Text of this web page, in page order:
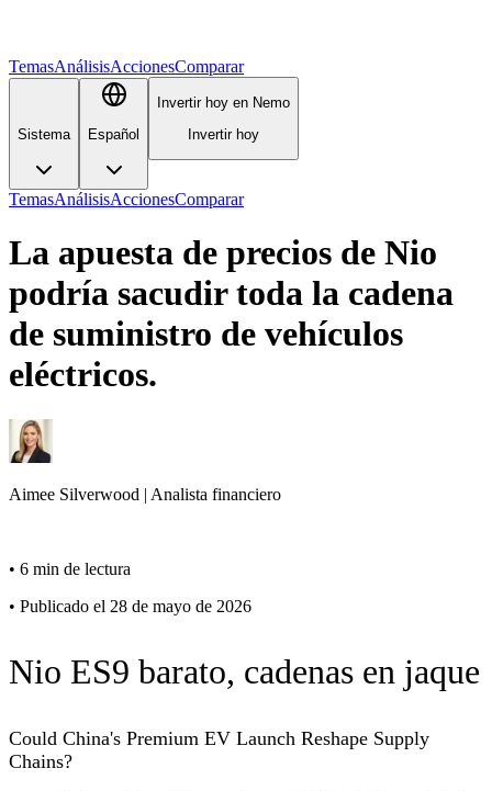
TemasAnálisisAccionesComparar
Sistema Español
Invertir hoy en Nemo
Invertir hoy
TemasAnálisisAccionesComparar
La apuesta de precios de Nio
podría sacudir toda la cadena
de suministro de vehículos
eléctricos.
Aimee Silverwood | Analista financiero
• 6 min de lectura
• Publicado el 28 de mayo de 2026
Nio ES9 barato, cadenas en jaque
Could China's Premium EV Launch Reshape Supply
Chains?